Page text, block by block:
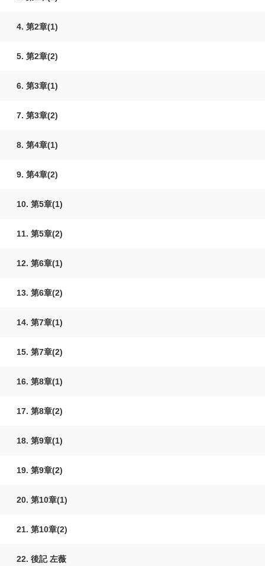
4. 第2章(1)
5. 第2章(2)
6. 第3章(1)
7. 第3章(2)
8. 第4章(1)
9. 第4章(2)
10. 第5章(1)
11. 第5章(2)
12. 第6章(1)
13. 第6章(2)
14. 第7章(1)
15. 第7章(2)
16. 第8章(1)
17. 第8章(2)
18. 第9章(1)
19. 第9章(2)
20. 第10章(1)
21. 第10章(2)
22. 後記 左薇